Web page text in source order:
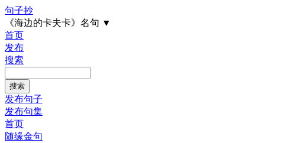
句子抄
《海边的卡夫卡》名句 ▼
首页
发布
搜索
发布句子
发布句集
首页
随缘金句